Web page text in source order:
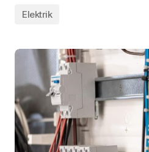
Elektrik